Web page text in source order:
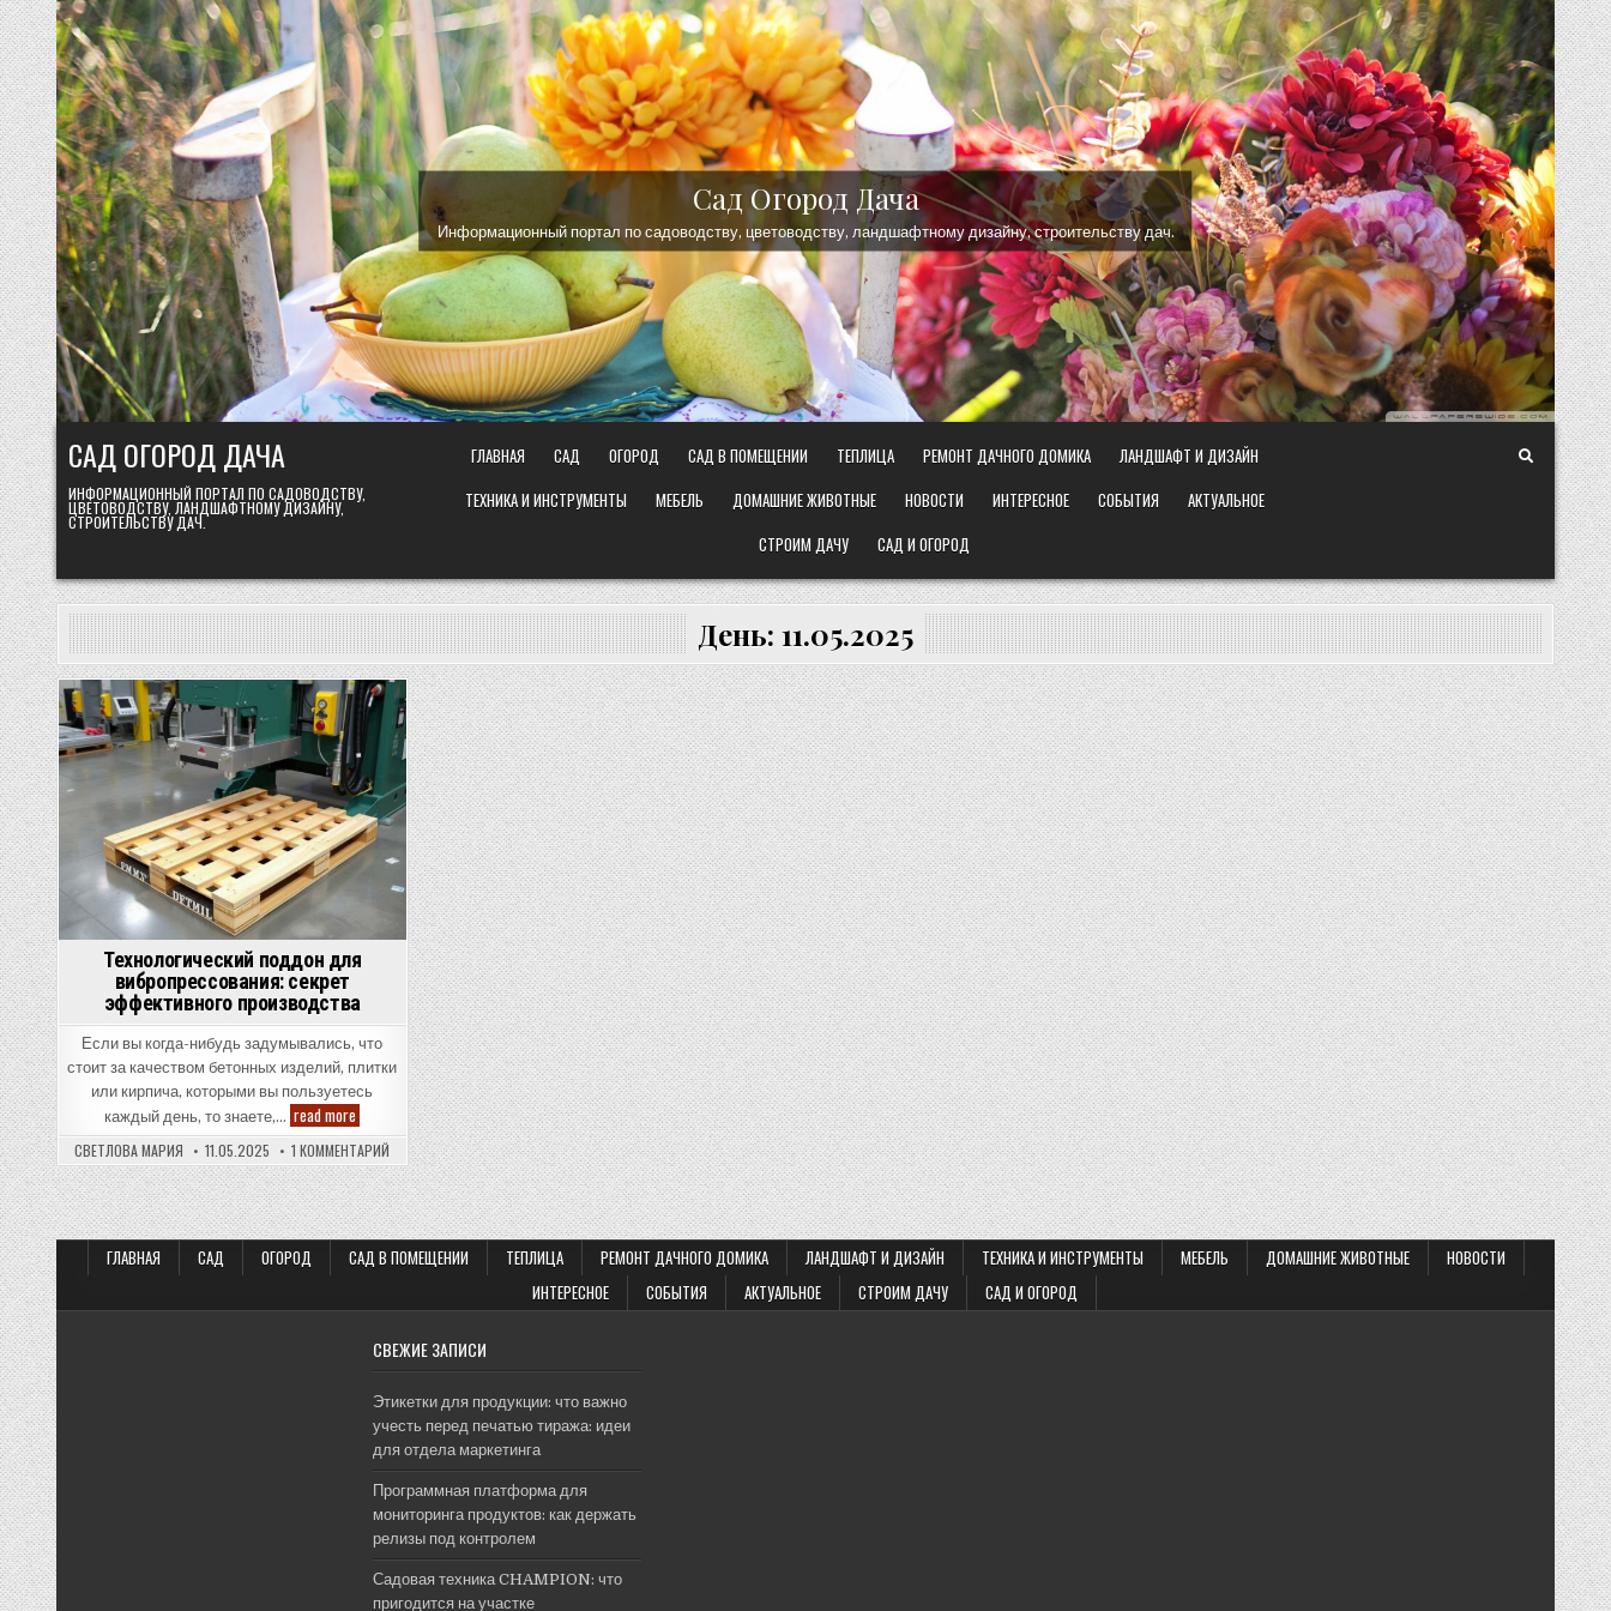
Skip
to
content
Сад Огород Дача
Информационный портал по садоводству, цветоводству, ландшафтному дизайну, строительству дач.
САД ОГОРОД ДАЧА
ИНФОРМАЦИОННЫЙ ПОРТАЛ ПО САДОВОДСТВУ,
ЦВЕТОВОДСТВУ, ЛАНДШАФТНОМУ ДИЗАЙНУ,
СТРОИТЕЛЬСТВУ ДАЧ.
ГЛАВНАЯ САД ОГОРОД САД В ПОМЕЩЕНИИ ТЕПЛИЦА РЕМОНТ ДАЧНОГО ДОМИКА
ЛАНДШАФТ И ДИЗАЙН
ТЕХНИКА И ИНСТРУМЕНТЫ
МЕБЕЛЬ ДОМАШНИЕ ЖИВОТНЫЕ НОВОСТИ ИНТЕРЕСНОЕ СОБЫТИЯ
АКТУАЛЬНОЕ
СТРОИМ ДАЧУ
САД И ОГОРОД
День: 11.05.2025
Posted
in
Технологический поддон для
вибропрессования: секрет
эффективного производства
Если вы когда-нибудь задумывались, что
стоит за качеством бетонных изделий, плитки
или кирпича, которыми вы пользуетесь
каждый день, то знаете,… read more Технологический
поддон
для
вибропрессования:
секрет
эффективного
производства
СВЕТЛОВА МАРИЯ 11.05.2025 1 КОММЕНТАРИЙ
ЗАПИСИ
ТЕХНОЛОГИЧЕСКИЙ
ПОДДОН
ДЛЯ
ВИБРОПРЕССОВАНИЯ:
СЕКРЕТ
ЭФФЕКТИВНОГО
ПРОИЗВОДСТВА
ГЛАВНАЯ САД ОГОРОД САД В ПОМЕЩЕНИИ ТЕПЛИЦА РЕМОНТ ДАЧНОГО ДОМИКА ЛАНДШАФТ И ДИЗАЙН ТЕХНИКА И ИНСТРУМЕНТЫ МЕБЕЛЬ ДОМАШНИЕ ЖИВОТНЫЕ
НОВОСТИ
ИНТЕРЕСНОЕ
СОБЫТИЯ АКТУАЛЬНОЕ СТРОИМ ДАЧУ САД И ОГОРОД
СВЕЖИЕ ЗАПИСИ
Этикетки для продукции: что важно
учесть перед печатью тиража: идеи
для отдела маркетинга
Программная платформа для
мониторинга продуктов: как держать
релизы под контролем
Садовая техника CHAMPION: что
пригодится на участке